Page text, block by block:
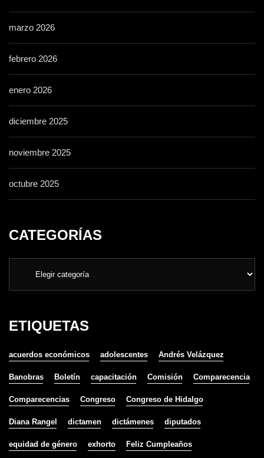
marzo 2026
febrero 2026
enero 2026
diciembre 2025
noviembre 2025
octubre 2025
CATEGORÍAS
ETIQUETAS
acuerdos económicos adolescentes Andrés Velázquez
Banobras Boletín capacitación Comisión Comparecencia
Comparecencias Congreso Congreso de Hidalgo
Diana Rangel dictamen dictámenes diputados
equidad de género exhorto Feliz Cumpleaños